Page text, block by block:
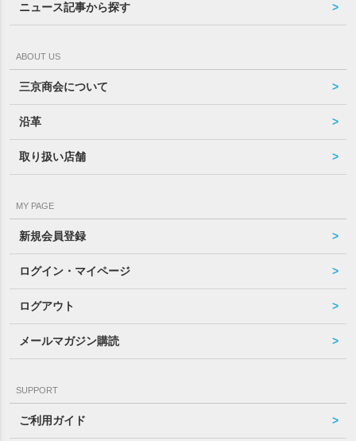
ニュース記事から探す
ABOUT US
三京商会について
沿革
取り扱い店舗
MY PAGE
新規会員登録
ログイン・マイページ
ログアウト
メールマガジン購読
SUPPORT
ご利用ガイド